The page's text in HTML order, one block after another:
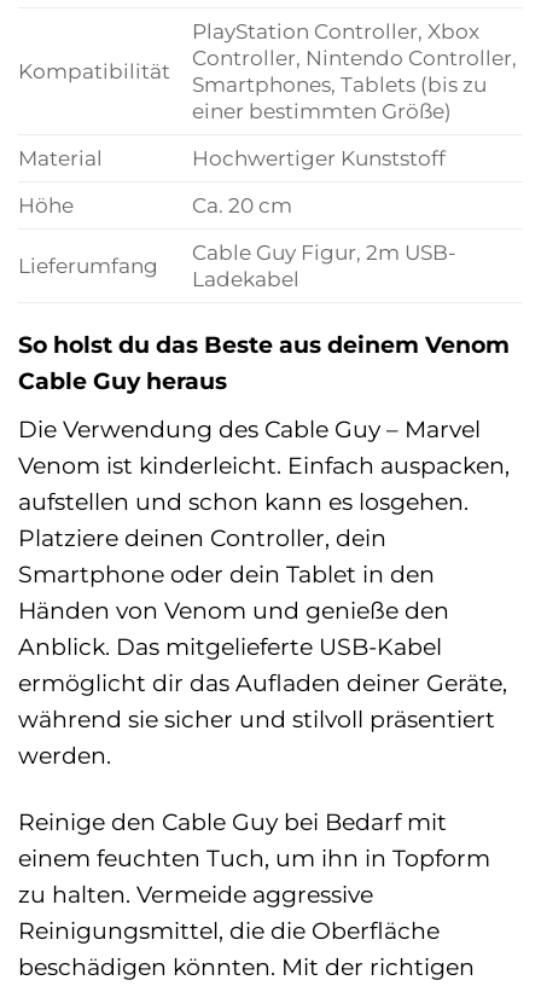
Kompatibilität
PlayStation Controller, Xbox
Controller, Nintendo Controller,
Smartphones, Tablets (bis zu
einer bestimmten Größe)
Material
Hochwertiger Kunststoff
Höhe
Ca. 20 cm
Lieferumfang
Cable Guy Figur, 2m USB-
Ladekabel
So holst du das Beste aus deinem Venom
Cable Guy heraus
Die Verwendung des Cable Guy – Marvel
Venom ist kinderleicht. Einfach auspacken,
aufstellen und schon kann es losgehen.
Platziere deinen Controller, dein
Smartphone oder dein Tablet in den
Händen von Venom und genieße den
Anblick. Das mitgelieferte USB-Kabel
ermöglicht dir das Aufladen deiner Geräte,
während sie sicher und stilvoll präsentiert
werden.
Reinige den Cable Guy bei Bedarf mit
einem feuchten Tuch, um ihn in Topform
zu halten. Vermeide aggressive
Reinigungsmittel, die die Oberfläche
beschädigen könnten. Mit der richtigen